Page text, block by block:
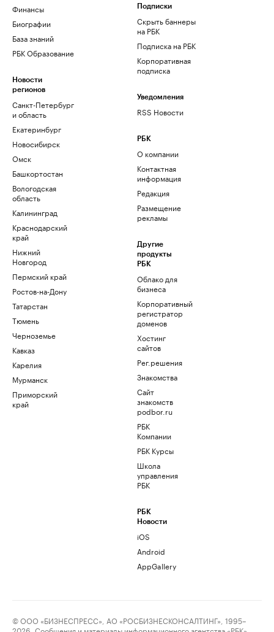
Финансы
Биографии
База знаний
РБК Образование
Новости
регионов
Санкт-Петербург
и область
Екатеринбург
Новосибирск
Омск
Башкортостан
Вологодская
область
Калининград
Краснодарский
край
Нижний
Новгород
Пермский край
Ростов-на-Дону
Татарстан
Тюмень
Черноземье
Кавказ
Карелия
Мурманск
Приморский
край
Подписки
Скрыть баннеры
на РБК
Подписка на РБК
Корпоративная
подписка
Уведомления
RSS Новости
РБК
О компании
Контактная
информация
Редакция
Размещение
рекламы
Другие
продукты
РБК
Облако для
бизнеса
Корпоративный
регистратор
доменов
Хостинг
сайтов
Рег.решения
Знакомства
Сайт
знакомств
podbor.ru
РБК
Компании
РБК Курсы
Школа
управления
РБК
РБК
Новости
iOS
Android
AppGallery
© ООО «БИЗНЕСПРЕСС», АО «РОСБИЗНЕСКОНСАЛТИНГ», 1995–